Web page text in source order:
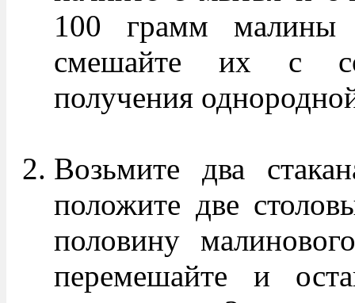
100 грамм
смешайте их с
получения
Возьмите два
положите две
половину
перемешайте и